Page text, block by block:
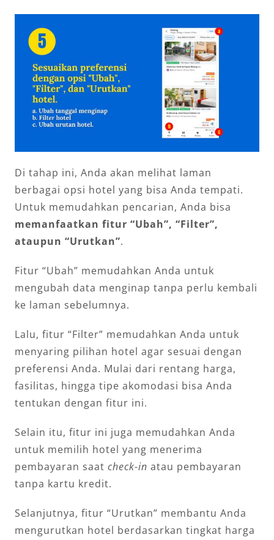
Di tahap ini, Anda akan melihat laman
berbagai opsi hotel yang bisa Anda tempati.
Untuk memudahkan pencarian, Anda bisa
memanfaatkan fitur “Ubah”, “Filter”,
ataupun “Urutkan”.
Fitur “Ubah” memudahkan Anda untuk
mengubah data menginap tanpa perlu kembali
ke laman sebelumnya.
Lalu, fitur “Filter” memudahkan Anda untuk
menyaring pilihan hotel agar sesuai dengan
preferensi Anda. Mulai dari rentang harga,
fasilitas, hingga tipe akomodasi bisa Anda
tentukan dengan fitur ini.
Selain itu, fitur ini juga memudahkan Anda
untuk memilih hotel yang menerima
pembayaran saat check-in atau pembayaran
tanpa kartu kredit.
Selanjutnya, fitur “Urutkan” membantu Anda
mengurutkan hotel berdasarkan tingkat harga